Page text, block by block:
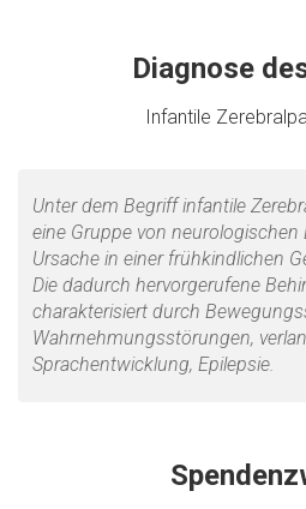
Diagnose
Infantile
Unter dem Begriff infantile
eine Gruppe von neurologischen
Ursache in einer frühkindlichen
Die dadurch hervorgerufene
charakterisiert durch
Wahrnehmungsstörungen,
Sprachentwicklung, Epilepsie.